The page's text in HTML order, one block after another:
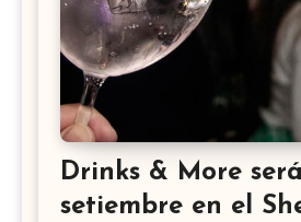
Drinks & More
setiembre en el